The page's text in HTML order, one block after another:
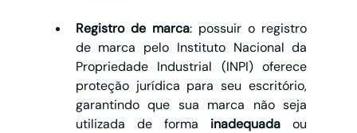
Registro de marca: possuir o registro
de marca pelo Instituto Nacional da
Propriedade Industrial (INPI) oferece
proteção jurídica para seu escritório,
garantindo que sua marca não seja
utilizada de forma inadequada